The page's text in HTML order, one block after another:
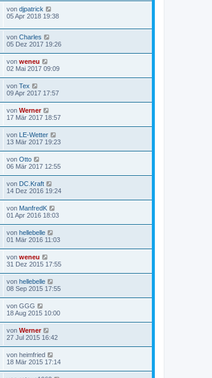
von djpatrick
05 Apr 2018 19:38
von Charles
05 Dez 2017 19:26
von weneu
02 Mai 2017 09:09
von Tex
09 Apr 2017 17:57
von Werner
17 Mär 2017 18:57
von LE-Wetter
13 Mär 2017 19:23
von Otto
06 Mär 2017 12:55
von DC.Kraft
14 Dez 2016 19:24
von ManfredK
01 Apr 2016 18:03
von hellebelle
01 Mär 2016 11:03
von weneu
31 Dez 2015 17:55
von hellebelle
08 Sep 2015 17:55
von GGG
18 Aug 2015 10:00
von Werner
27 Jul 2015 16:42
von heimfried
18 Mär 2015 17:14